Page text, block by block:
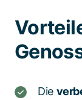
Die